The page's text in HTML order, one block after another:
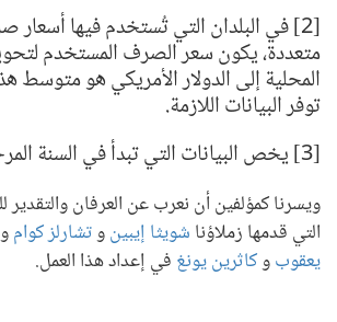
[2]
في البلدان التي تُستخدم فيها
متعددة، يكون سعر الصرف المستخدم
المحلية إلى الدولار الأمريكي هو متوسط
توفر البيانات اللازمة.
[3]
يخص البيانات التي تبدأ في السنة
ويسرنا كمؤلفين أن نعرب عن العرفان والتقدير
التي قدمها زملاؤنا شويثا إيبينوتشارلز كوامو
يعقوبوكاثرين يونغ في إعداد هذا العمل.